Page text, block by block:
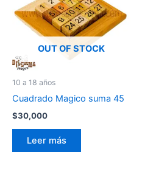
OUT OF STOCK
10 a 18 años
Cuadrado Magico suma 45
$30,000
Leer más